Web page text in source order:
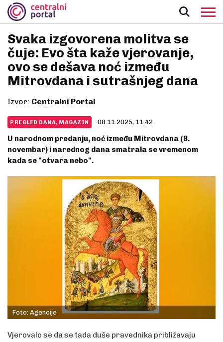
Svaka izgovorena molitva se
čuje: Evo šta kaže vjerovanje,
ovo se dešava noć između
Mitrovdana i sutrašnjeg dana
Izvor: Centralni Portal
PREGLED DANA, MAGAZIN 08.11.2025, 11:42
U narodnom predanju, noć između Mitrovdana (8.
novembar) i narednog dana smatrala se vremenom
kada se "otvara nebo".
Foto: Agencije
Vjerovalo se da se tada duše pravednika približavaju